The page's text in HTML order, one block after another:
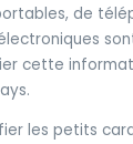
de
cette
les petits